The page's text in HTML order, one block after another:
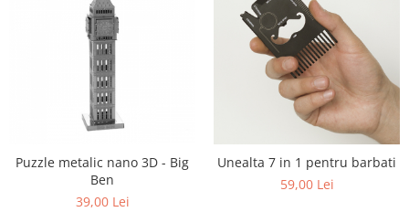
Puzzle metalic nano 3D - Big
Ben
39,00 Lei
Unealta 7 in 1 pentru barbati
59,00 Lei